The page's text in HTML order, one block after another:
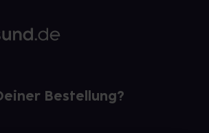
Bestellung?